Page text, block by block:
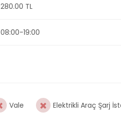
280.00 TL
08:00-19:00
Vale Elektrikli Araç Şarj